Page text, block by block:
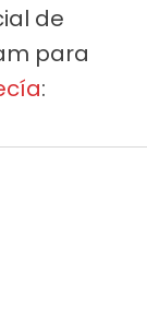
de
para
: